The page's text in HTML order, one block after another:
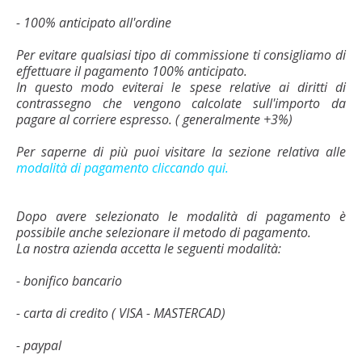
- 100% anticipato all'ordine
Per evitare qualsiasi tipo di commissione ti consigliamo di
effettuare il pagamento 100% anticipato.
In questo modo eviterai le spese relative ai diritti di
contrassegno che vengono calcolate sull'importo da
pagare al corriere espresso. ( generalmente +3%)
Per saperne di più puoi visitare la sezione relativa alle
modalità di pagamento cliccando qui.
Dopo avere selezionato le modalità di pagamento è
possibile anche selezionare il metodo di pagamento.
La nostra azienda accetta le seguenti modalità:
- bonifico bancario
- carta di credito ( VISA - MASTERCAD)
- paypal